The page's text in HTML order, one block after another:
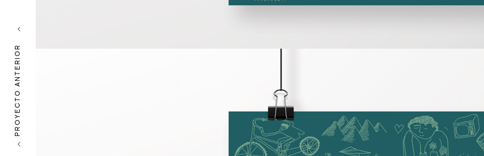
PROYECTO ANTERIOR